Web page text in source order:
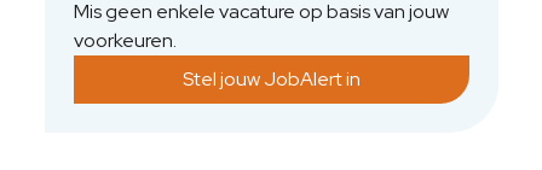
Mis geen enkele vacature op basis van jouw
voorkeuren.
Stel jouw JobAlert in